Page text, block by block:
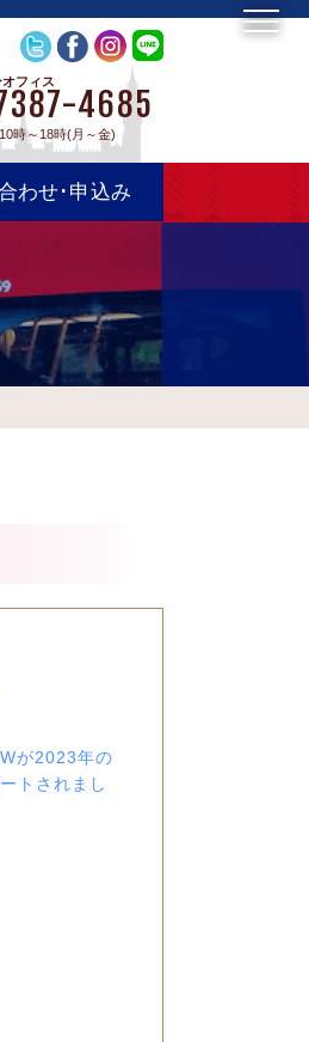
オフィス
4685
時～18時(月～金)
わせ･申込み
が2023年の
トされまし